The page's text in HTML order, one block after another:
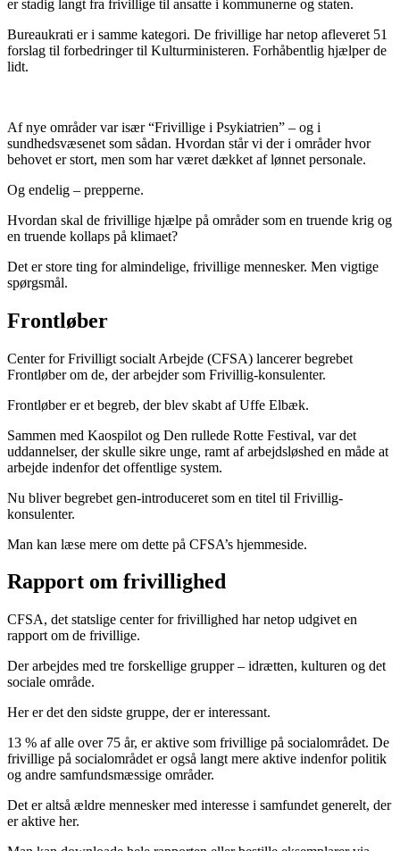
er stadig langt fra frivillige til ansatte i kommunerne og staten.
Bureaukrati er i samme kategori. De frivillige har netop afleveret 51
forslag til forbedringer til Kulturministeren. Forhåbentlig hjælper de
lidt.
Af nye områder var især “Frivillige i Psykiatrien” – og i
sundhedsvæsenet som sådan. Hvordan står vi der i områder hvor
behovet er stort, men som har været dækket af lønnet personale.
Og endelig – prepperne.
Hvordan skal de frivillige hjælpe på områder som en truende krig og
en truende kollaps på klimaet?
Det er store ting for almindelige, frivillige mennesker. Men vigtige
spørgsmål.
Frontløber
Center for Frivilligt socialt Arbejde (CFSA) lancerer begrebet
Frontløber om de, der arbejder som Frivillig-konsulenter.
Frontløber er et begreb, der blev skabt af Uffe Elbæk.
Sammen med Kaospilot og Den rullede Rotte Festival, var det
uddannelser, der skulle sikre unge, ramt af arbejdsløshed en måde at
arbejde indenfor det offentlige system.
Nu bliver begrebet gen-introduceret som en titel til Frivillig-
konsulenter.
Man kan læse mere om dette på CFSA’s hjemmeside.
Rapport om frivillighed
CFSA, det statslige center for frivillighed har netop udgivet en
rapport om de frivillige.
Der arbejdes med tre forskellige grupper – idrætten, kulturen og det
sociale område.
Her er det den sidste gruppe, der er interessant.
13 % af alle over 75 år, er aktive som frivillige på socialområdet. De
frivillige på socialområdet er også langt mere aktive indenfor politik
og andre samfundsmæssige områder.
Det er altså ældre mennesker med interesse i samfundet generelt, der
er aktive her.